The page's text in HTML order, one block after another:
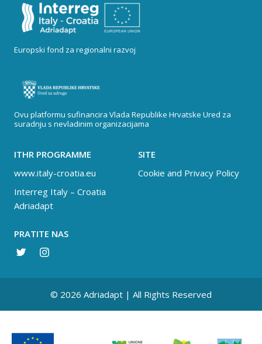
Europski fond za regionalni razvoj
Ovu platformu sufinancira Vlada Republike Hrvatske Ured za
suradnju s nevladinim organizacijama
ITHR PROGRAMME
www.italy-croatia.eu
Interreg Italy – Croatia
Adriadapt
SITE
Cookie and Privacy Policy
PRATITE NAS
© 2026 Adriadapt | All Rights Reserved